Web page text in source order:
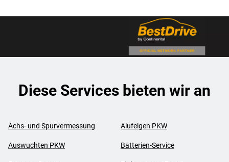
Diese Services bieten wir an
Achs- und Spurvermessung Alufelgen PKW
Auswuchten PKW Batterien-Service